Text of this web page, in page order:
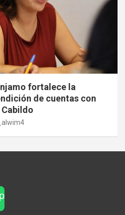
fortalece la
de cuentas con